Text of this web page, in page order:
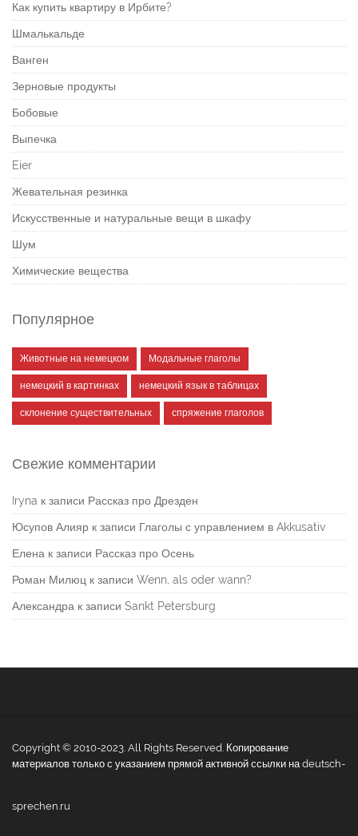
Как купить квартиру в Ирбите?
Шмалькальде
Ванген
Зерновые продукты
Бобовые
Выпечка
Eier
Жевательная резинка
Искусственные и натуральные вещи в шкафу
Шум
Химические вещества
Популярное
Животные на немецком Модальные глаголы
немецкий в картинках немецкий язык в таблицах
склонение существительных спряжение глаголов
Свежие комментарии
Iryna к записи Рассказ про Дрезден
Юсупов Алияр к записи Глаголы с управлением в Akkusativ
Елена к записи Рассказ про Осень
Роман Милюц к записи Wenn, als oder wann?
Александра к записи Sankt Petersburg
Copyright © 2010-2023. All Rights Reserved. Копирование
материалов только с указанием прямой активной ссылки на deutsch-
sprechen.ru